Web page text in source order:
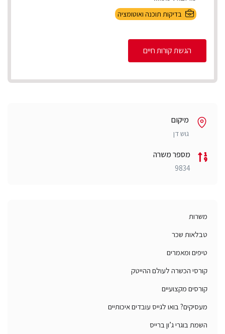
בדיקות תוכנה ואוטומציה
הגשת קורות חיים
מיקום
גוש דן
מספר משרה
9834
משרות
טבלאות שכר
טיפים ומאמרים
קורסי הכשרה לעולם ההייטק
קורסים מקצועיים
מעסיקים? בואו לגייס עובדים איכותיים
השמת בוגרי ג’ון ברייס